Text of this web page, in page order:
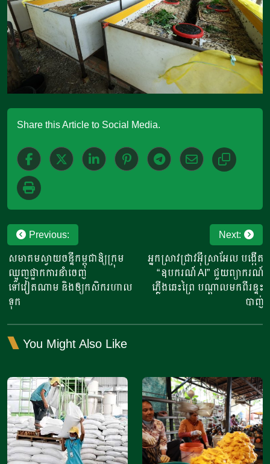
Share this Article to Social Media.
Post
navigation
Previous:
សមាគមស្វាយចន្ទីកម្ពុជាឱ្យក្រុម
ឈ្មួញផ្អាកការនាំចេញ
ទៅវៀតណាម ​និងឲ្យ​កសិករហាល
ទុក
Next:
អ្នកស្រាវជ្រាវអ៊ីស្រាអែល បង្កើត
“ឧបករណ៍ AI” ជួយព្យាករណ៍
ភ្លើងឆេះព្រៃ បណ្តាលមកពីរន្ទះ
បាញ់
You Might Also Like